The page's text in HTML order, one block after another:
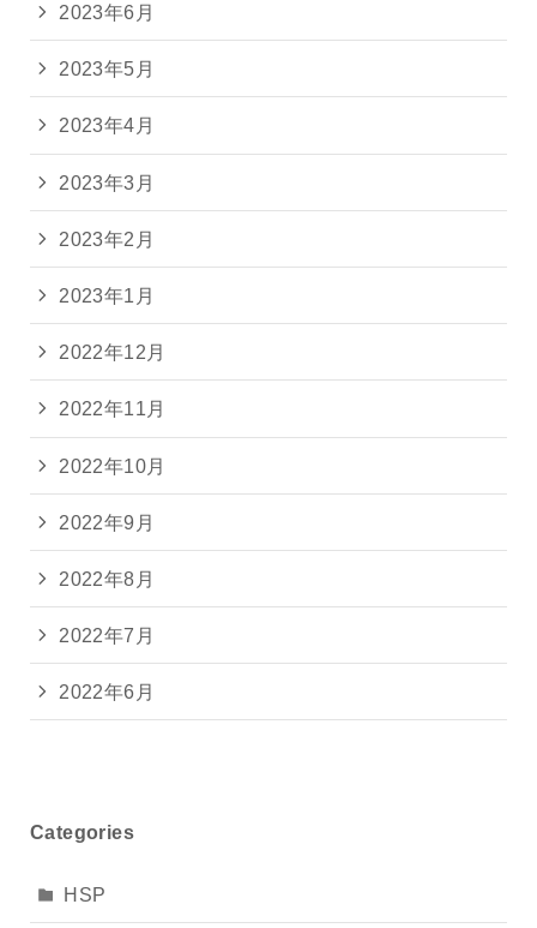
2023年6月
2023年5月
2023年4月
2023年3月
2023年2月
2023年1月
2022年12月
2022年11月
2022年10月
2022年9月
2022年8月
2022年7月
2022年6月
Categories
HSP